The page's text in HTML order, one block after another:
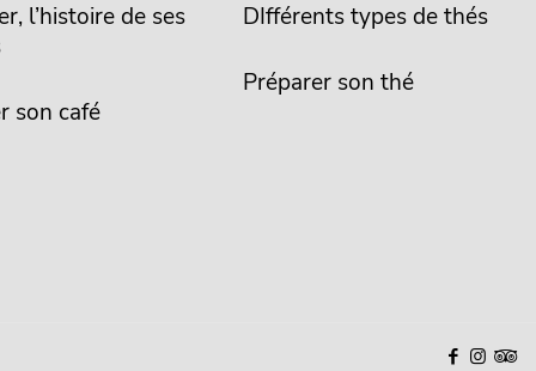
l’histoire de ses
son café
DIfférents types de thés
Préparer son thé